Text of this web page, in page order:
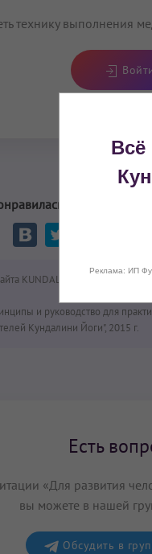
технику выполнения
медитация?
KUNDALINI.LOVE на
и руководство для
Кундалини Йоги", 2015 г.
Есть
«Для развития
вы можете в нашей
Обсудить в
Всё
Реклама: ИП